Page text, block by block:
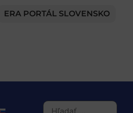
ERA PORTÁL SLOVENSKO